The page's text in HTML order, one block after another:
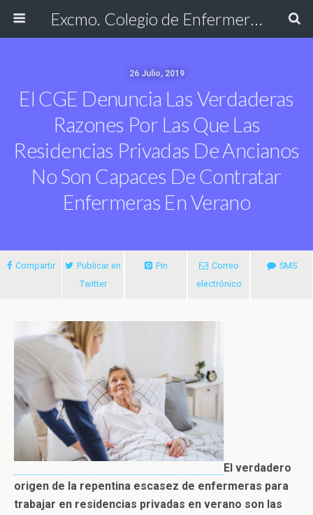
Excmo. Colegio de Enfermería de Cádiz
26 Julio, 2019
El CGE Denuncia Las Verdaderas
Razones Por Las Que Las
Residencias Privadas De Ancianos
No Son Capaces De Contratar
Enfermeras En Verano
Compartir
Publicar en
Twitter
Pin
Correo
electrónico
SMS
El verdadero
origen de la repentina escasez de enfermeras para
trabajar en residencias privadas en verano son las